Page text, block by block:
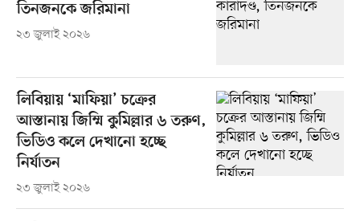
তিনজনকে জরিমানা
২৩ জুলাই ২০২৬
লিবিয়ায় ‘মাফিয়া’ চক্রের
আস্তানায় জিম্মি কুমিল্লার ৬ তরুণ,
ভিডিও কলে দেখানো হচ্ছে
নির্যাতন
২৩ জুলাই ২০২৬